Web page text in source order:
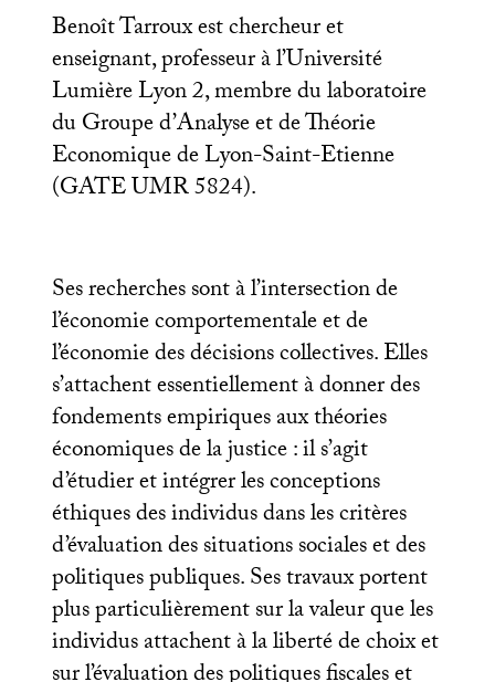
Benoît Tarroux est chercheur et
enseignant, professeur à l’Université
Lumière Lyon 2, membre du laboratoire
du Groupe d’Analyse et de Théorie
Economique de Lyon-Saint-Etienne
(GATEUMR5824).
Ses recherches sont à l’intersection de
l’économie comportementale et de
l’économie des décisions collectives. Elles
s’attachent essentiellement à donner des
fondements empiriques aux théories
économiques de la justice : il s’agit
d’étudier et intégrer les conceptions
éthiques des individus dans les critères
d’évaluation des situations sociales et des
politiques publiques. Ses travaux portent
plus particulièrement sur la valeur que les
individus attachent à la liberté de choix et